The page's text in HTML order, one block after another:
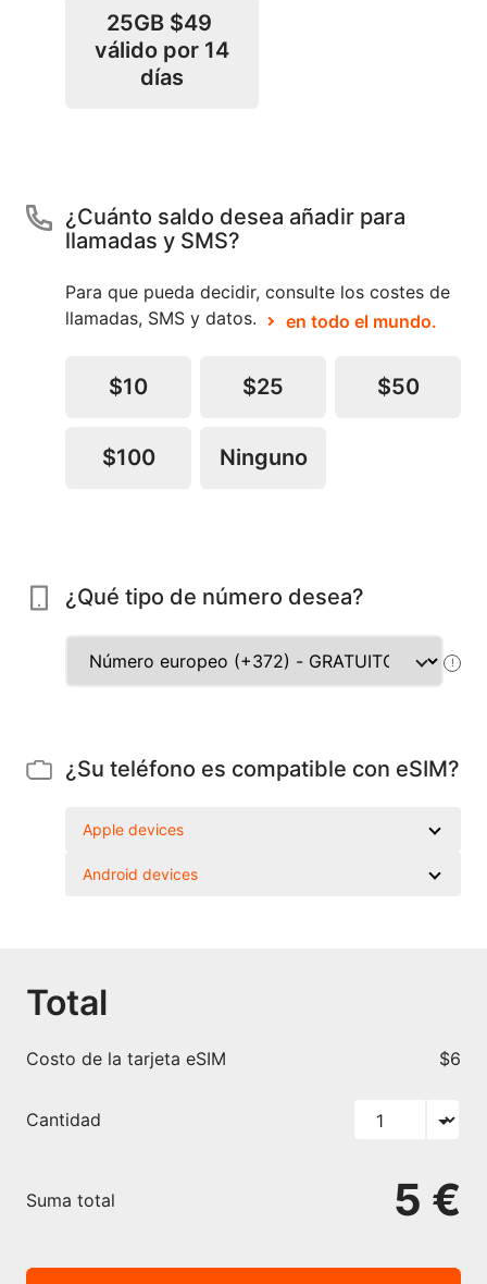
25GB $49
válido por 14
días
¿Cuánto saldo desea añadir para
llamadas y SMS?
Para que pueda decidir, consulte los costes de
llamadas, SMS y datos.
en todo el mundo.
$10 $25 $50
$100 Ninguno
¿Qué tipo de número desea?
!
¿Su teléfono es compatible con eSIM?
Apple devices
Android devices
Total
Costo de la tarjeta eSIM $6
Cantidad
Suma total 5 €